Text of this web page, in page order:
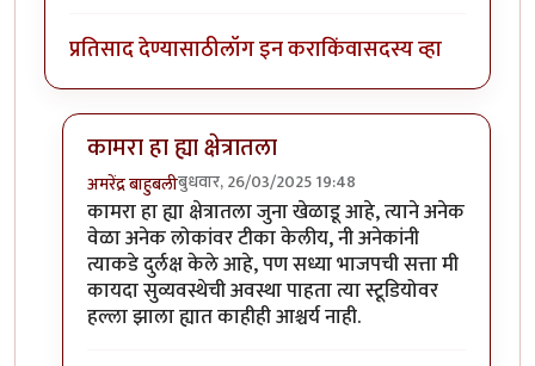
प्रतिसाद देण्यासाठीलॉग इन कराकिंवासदस्य व्हा
कामरा हा ह्या क्षेत्रातला
अमरेंद्र बाहुबलीबुधवार, 26/03/2025 19:48
In reply toएकदाbyमाईसाहेब कुरसूंदीकर
कामरा हा ह्या क्षेत्रातला जुना खेळाडू आहे, त्याने अनेक
वेळा अनेक लोकांवर टीका केलीय, नी अनेकांनी
त्याकडे दुर्लक्ष केले आहे, पण सध्या भाजपची सत्ता मी
कायदा सुव्यवस्थेची अवस्था पाहता त्या स्टूडियोवर
हल्ला झाला ह्यात काहीही आश्चर्य नाही.